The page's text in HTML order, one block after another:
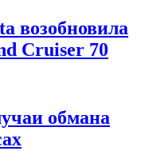
возобновила
Cruiser 70
обмана